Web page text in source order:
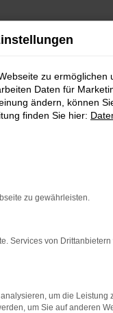
Funktioniert
sind.
dass bestimmte
zu
Daten für
ändern, können
finden Sie hier:
zu gewährleisten.
Services von
um die Leistung
um Sie auf anderen